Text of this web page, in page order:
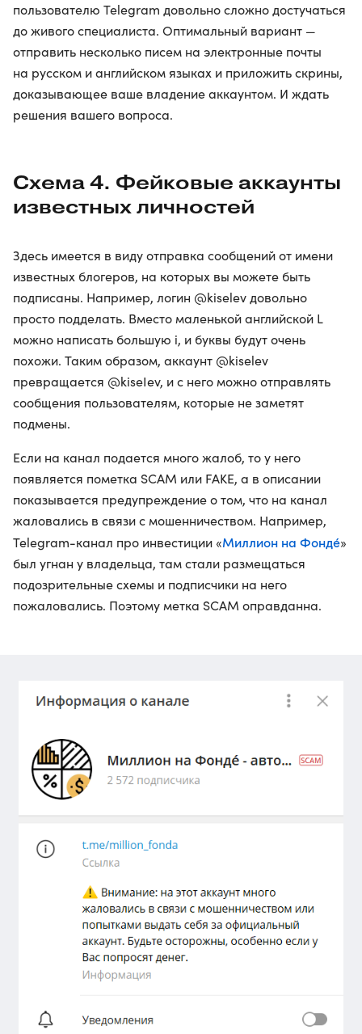
пользователю Telegram довольно сложно достучаться
до живого специалиста. Оптимальный вариант —
отправить несколько писем на электронные почты
на русском и английском языках и приложить скрины,
доказывающее ваше владение аккаунтом. И ждать
решения вашего вопроса.
Схема 4. Фейковые аккаунты
известных личностей
Здесь имеется в виду отправка сообщений от имени
известных блогеров, на которых вы можете быть
подписаны. Например, логин @kiselev довольно
просто подделать. Вместо маленькой английской L
можно написать большую i, и буквы будут очень
похожи. Таким образом, аккаунт @kiselev
превращается @kiseIev, и с него можно отправлять
сообщения пользователям, которые не заметят
подмены.
Если на канал подается много жалоб, то у него
появляется пометка SCAM или FAKE, а в описании
показывается предупреждение о том, что на канал
жаловались в связи с мошенничеством. Например,
Telegram-канал про инвестиции «Миллион на Фондé»
был угнан у владельца, там стали размещаться
подозрительные схемы и подписчики на него
пожаловались. Поэтому метка SCAM оправданна.